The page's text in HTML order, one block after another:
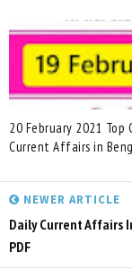
20 February 2021
Current Affairs in
NEWER ARTICLE
Daily Current Affairs
PDF